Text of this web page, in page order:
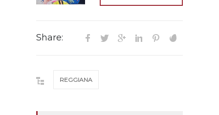
Share:
REGGIANA